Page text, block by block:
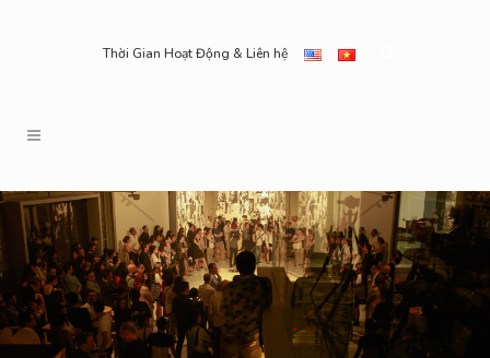
Thời Gian Hoạt Động & Liên hệ